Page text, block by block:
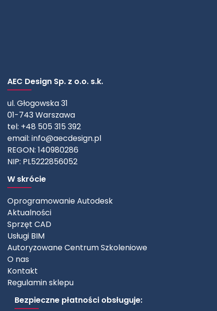
AEC Design Sp. z o.o. s.k.
ul. Głogowska 31
01-743 Warszawa
tel: +48 505 315 392
email: info@aecdesign.pl
REGON: 140980286
NIP: PL5222856052
W skrócie
Oprogramowanie Autodesk
Aktualności
Sprzęt CAD
Usługi BIM
Autoryzowane Centrum Szkoleniowe
O nas
Kontakt
Regulamin sklepu
Bezpieczne płatności obsługuje: